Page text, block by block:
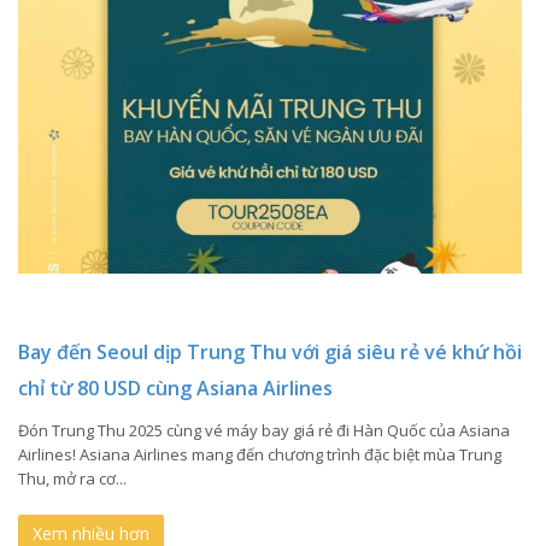
Bay đến Seoul dịp Trung Thu với giá siêu rẻ vé khứ hồi
chỉ từ 80 USD cùng Asiana Airlines
Đón Trung Thu 2025 cùng vé máy bay giá rẻ đi Hàn Quốc của Asiana
Airlines! Asiana Airlines mang đến chương trình đặc biệt mùa Trung
Thu, mở ra cơ...
Xem nhiều hơn